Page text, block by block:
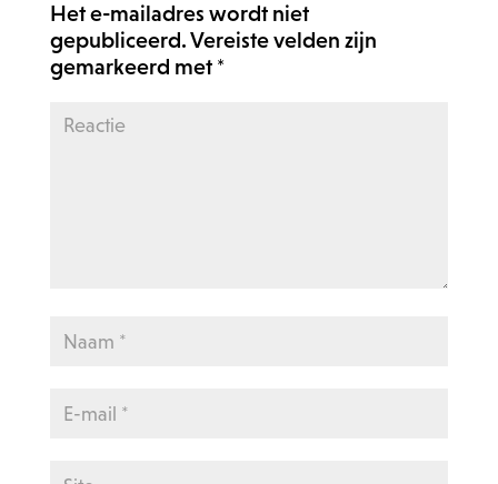
Het e-mailadres wordt niet
gepubliceerd.Vereiste velden zijn
gemarkeerd met *